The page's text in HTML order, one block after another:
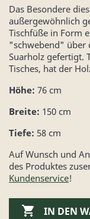
Das Besondere
außergewöhnlich
Tischfüße in Form
"schwebend" über
Suarholz gefertigt.
Tisches, hat der
Höhe: 76 cm
Breite: 150 cm
Tiefe: 58 cm
Auf Wunsch und
des Produktes
Kundenservice!
 IN DEN